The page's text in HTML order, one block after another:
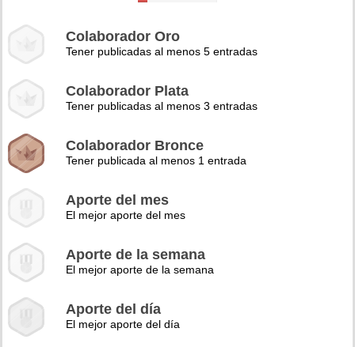
Colaborador Oro
Tener publicadas al menos 5 entradas
Colaborador Plata
Tener publicadas al menos 3 entradas
Colaborador Bronce
Tener publicada al menos 1 entrada
Aporte del mes
El mejor aporte del mes
Aporte de la semana
El mejor aporte de la semana
Aporte del día
El mejor aporte del día